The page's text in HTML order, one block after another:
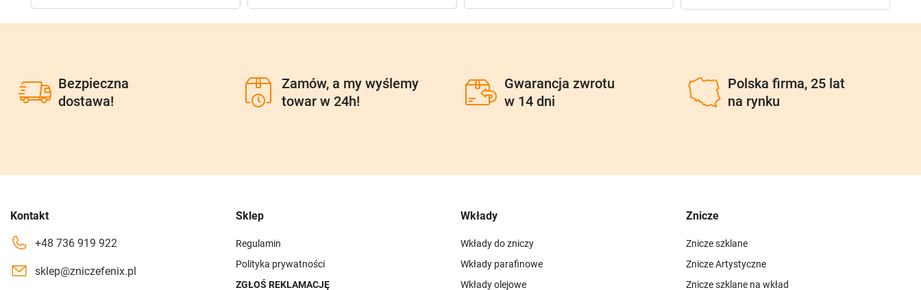
Bezpieczna
dostawa!
Zamów, a my wyślemy
towar w 24h!
Gwarancja zwrotu
w 14 dni
Polska firma, 25 lat
na rynku
Kontakt
+48 736 919 922
sklep@zniczefenix.pl
Sklep
Regulamin
Polityka prywatności
ZGŁOŚ REKLAMACJĘ
Wkłady
Wkłady do zniczy
Wkłady parafinowe
Wkłady olejowe
Znicze
Znicze szklane
Znicze Artystyczne
Znicze szklane na wkład